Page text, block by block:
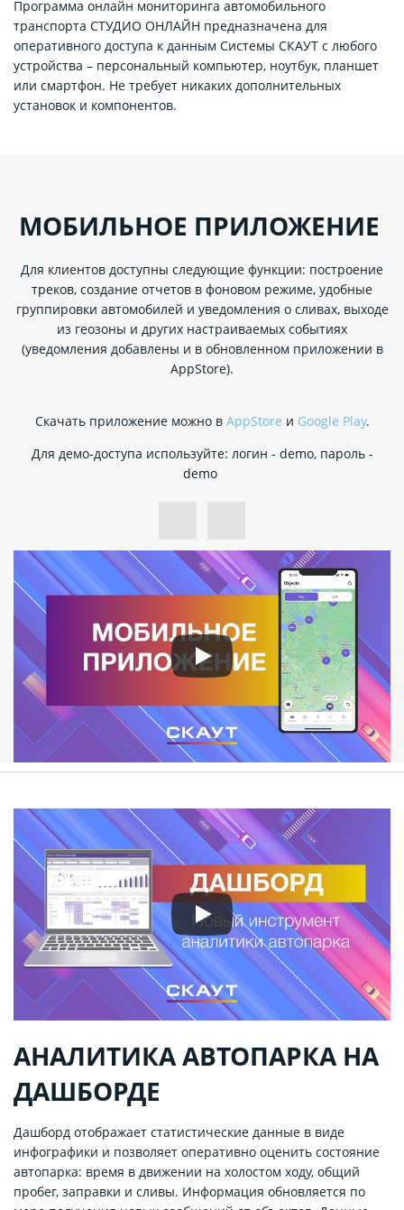
Программа онлайн мониторинга автомобильного
транспорта СТУДИО ОНЛАЙН предназначена для
оперативного доступа к данным Системы СКАУТ с любого
устройства – персональный компьютер, ноутбук, планшет
или смартфон. Не требует никаких дополнительных
установок и компонентов.
МОБИЛЬНОЕ ПРИЛОЖЕНИЕ
Для клиентов доступны следующие функции: построение
треков, создание отчетов в фоновом режиме, удобные
группировки автомобилей и уведомления о сливах, выходе
из геозоны и других настраиваемых событиях
(уведомления добавлены и в обновленном приложении в
AppStore).
Скачать приложение можно в AppStore и Google Play.
Для демо-доступа используйте: логин - demo, пароль -
demo
АНАЛИТИКА АВТОПАРКА НА
ДАШБОРДЕ
Дашборд отображает статистические данные в виде
инфографики и позволяет оперативно оценить состояние
автопарка: время в движении на холостом ходу, общий
пробег, заправки и сливы. Информация обновляется по